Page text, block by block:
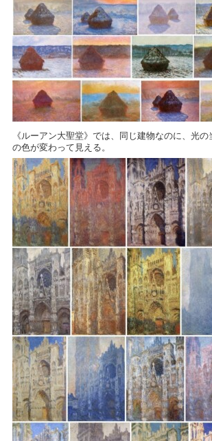
《ルーアン大聖堂》では、同じ建物なのに、光
の色が変わって見える。